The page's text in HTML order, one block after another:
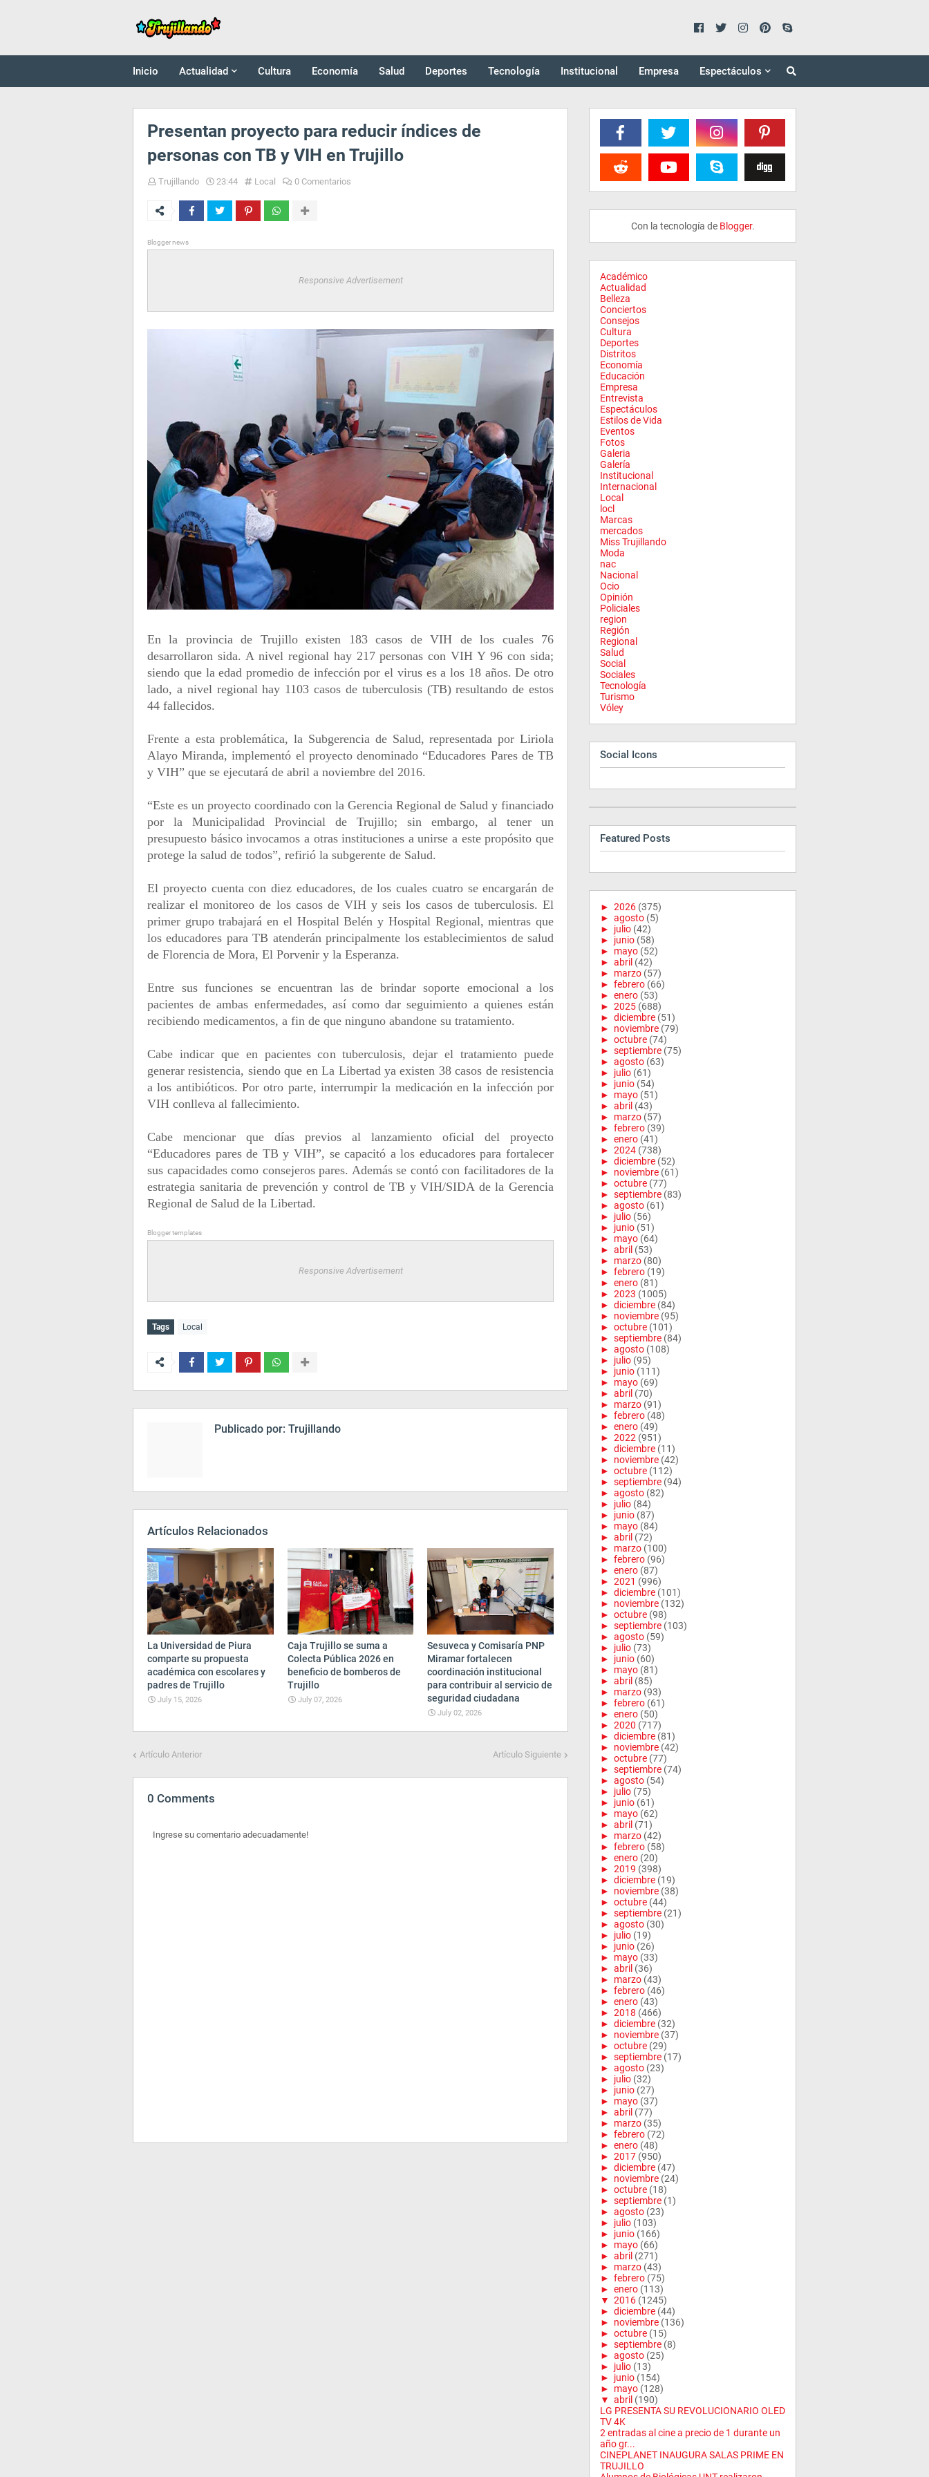
Inicio Actualidad Cultura Economía Salud Deportes Tecnología Institucional Empresa Espectáculos
Presentan proyecto para reducir índices de
personas con TB y VIH en Trujillo
Trujillando 23:44 Local 0 Comentarios
Blogger news
Responsive Advertisement
En la provincia de Trujillo existen 183 casos de VIH de los cuales 76
desarrollaron sida. A nivel regional hay 217 personas con VIH Y 96 con sida;
siendo que la edad promedio de infección por el virus es a los 18 años. De otro
lado, a nivel regional hay 1103 casos de tuberculosis (TB) resultando de estos
44 fallecidos.
Frente a esta problemática, la Subgerencia de Salud, representada por Liriola
Alayo Miranda, implementó el proyecto denominado “Educadores Pares de TB
y VIH” que se ejecutará de abril a noviembre del 2016.
“Este es un proyecto coordinado con la Gerencia Regional de Salud y financiado
por la Municipalidad Provincial de Trujillo; sin embargo, al tener un
presupuesto básico invocamos a otras instituciones a unirse a este propósito que
protege la salud de todos”, refirió la subgerente de Salud.
El proyecto cuenta con diez educadores, de los cuales cuatro se encargarán de
realizar el monitoreo de los casos de VIH y seis los casos de tuberculosis. El
primer grupo trabajará en el Hospital Belén y Hospital Regional, mientras que
los educadores para TB atenderán principalmente los establecimientos de salud
de Florencia de Mora, El Porvenir y la Esperanza.
Entre sus funciones se encuentran las de brindar soporte emocional a los
pacientes de ambas enfermedades, así como dar seguimiento a quienes están
recibiendo medicamentos, a fin de que ninguno abandone su tratamiento.
Cabe indicar que en pacientes con tuberculosis, dejar el tratamiento puede
generar resistencia, siendo que en La Libertad ya existen 38 casos de resistencia
a los antibióticos. Por otro parte, interrumpir la medicación en la infección por
VIH conlleva al fallecimiento.
Cabe mencionar que días previos al lanzamiento oficial del proyecto
“Educadores pares de TB y VIH”, se capacitó a los educadores para fortalecer
sus capacidades como consejeros pares. Además se contó con facilitadores de la
estrategia sanitaria de prevención y control de TB y VIH/SIDA de la Gerencia
Regional de Salud de la Libertad.
Blogger templates
Responsive Advertisement
Tags Local
Publicado por: Trujillando
Artículos Relacionados
La Universidad de Piura
comparte su propuesta
académica con escolares y
padres de Trujillo
July 15, 2026
Caja Trujillo se suma a
Colecta Pública 2026 en
beneficio de bomberos de
Trujillo
July 07, 2026
Sesuveca y Comisaría PNP
Miramar fortalecen
coordinación institucional
para contribuir al servicio de
seguridad ciudadana
July 02, 2026
Artículo Anterior Artículo Siguiente
0 Comments
Ingrese su comentario adecuadamente!
Con la tecnología de Blogger.
Académico
Actualidad
Belleza
Conciertos
Consejos
Cultura
Deportes
Distritos
Economía
Educación
Empresa
Entrevista
Espectáculos
Estilos de Vida
Eventos
Fotos
Galeria
Galería
Institucional
Internacional
Local
locl
Marcas
mercados
Miss Trujillando
Moda
nac
Nacional
Ocio
Opinión
Policiales
region
Región
Regional
Salud
Social
Sociales
Tecnología
Turismo
Vóley
Social Icons
Featured Posts
► 2026 (375)
► agosto (5)
► julio (42)
► junio (58)
► mayo (52)
► abril (42)
► marzo (57)
► febrero (66)
► enero (53)
► 2025 (688)
► diciembre (51)
► noviembre (79)
► octubre (74)
► septiembre (75)
► agosto (63)
► julio (61)
► junio (54)
► mayo (51)
► abril (43)
► marzo (57)
► febrero (39)
► enero (41)
► 2024 (738)
► diciembre (52)
► noviembre (61)
► octubre (77)
► septiembre (83)
► agosto (61)
► julio (56)
► junio (51)
► mayo (64)
► abril (53)
► marzo (80)
► febrero (19)
► enero (81)
► 2023 (1005)
► diciembre (84)
► noviembre (95)
► octubre (101)
► septiembre (84)
► agosto (108)
► julio (95)
► junio (111)
► mayo (69)
► abril (70)
► marzo (91)
► febrero (48)
► enero (49)
► 2022 (951)
► diciembre (11)
► noviembre (42)
► octubre (112)
► septiembre (94)
► agosto (82)
► julio (84)
► junio (87)
► mayo (84)
► abril (72)
► marzo (100)
► febrero (96)
► enero (87)
► 2021 (996)
► diciembre (101)
► noviembre (132)
► octubre (98)
► septiembre (103)
► agosto (59)
► julio (73)
► junio (60)
► mayo (81)
► abril (85)
► marzo (93)
► febrero (61)
► enero (50)
► 2020 (717)
► diciembre (81)
► noviembre (42)
► octubre (77)
► septiembre (74)
► agosto (54)
► julio (75)
► junio (61)
► mayo (62)
► abril (71)
► marzo (42)
► febrero (58)
► enero (20)
► 2019 (398)
► diciembre (19)
► noviembre (38)
► octubre (44)
► septiembre (21)
► agosto (30)
► julio (19)
► junio (26)
► mayo (33)
► abril (36)
► marzo (43)
► febrero (46)
► enero (43)
► 2018 (466)
► diciembre (32)
► noviembre (37)
► octubre (29)
► septiembre (17)
► agosto (23)
► julio (32)
► junio (27)
► mayo (37)
► abril (77)
► marzo (35)
► febrero (72)
► enero (48)
► 2017 (950)
► diciembre (47)
► noviembre (24)
► octubre (18)
► septiembre (1)
► agosto (23)
► julio (103)
► junio (166)
► mayo (66)
► abril (271)
► marzo (43)
► febrero (75)
► enero (113)
▼ 2016 (1245)
► diciembre (44)
► noviembre (136)
► octubre (15)
► septiembre (8)
► agosto (25)
► julio (13)
► junio (154)
► mayo (128)
▼ abril (190)
LG PRESENTA SU REVOLUCIONARIO OLED
TV 4K
2 entradas al cine a precio de 1 durante un
año gr...
CINEPLANET INAUGURA SALAS PRIME EN
TRUJILLO